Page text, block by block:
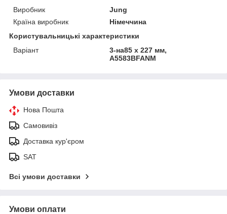
Виробник
Jung
Країна виробник
Німеччина
Користувальницькі характеристики
Варіант
3-на85 x 227 мм,
A5583BFANM
Умови доставки
Нова Пошта
Самовивіз
Доставка кур'єром
SAT
Всі умови доставки
Умови оплати